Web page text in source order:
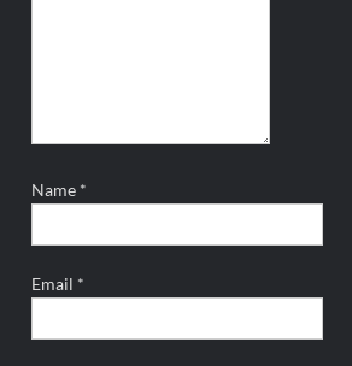
Name *
Email *